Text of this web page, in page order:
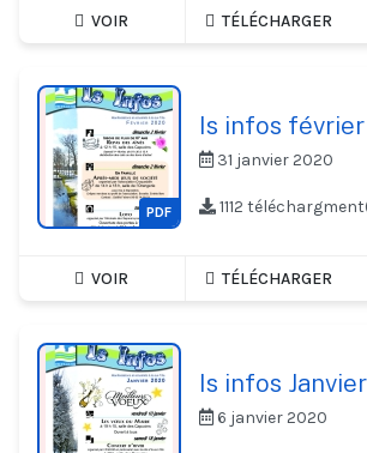
VOIR TÉLÉCHARGER
PDF
Is infos
31 janvier 2020
1112
VOIR TÉLÉCHARGER
Is infos
6 janvier 2020